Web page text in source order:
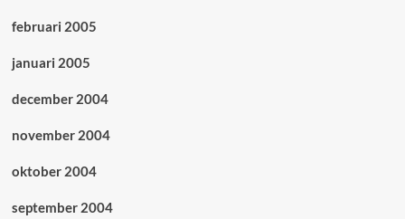
februari 2005
januari 2005
december 2004
november 2004
oktober 2004
september 2004